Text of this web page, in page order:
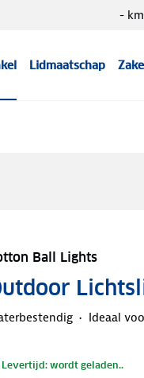
Lidmaatschap
-
Ball Lights
Ideaal
Levertijd: wordt geladen..